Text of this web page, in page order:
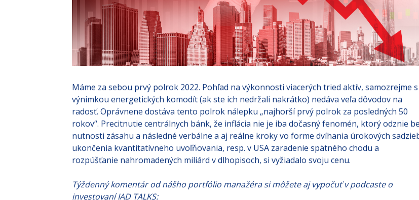
Máme za sebou prvý polrok 2022. Pohľad na výkonnosti viacerých tried aktív, samozrejme s
výnimkou energetických komodít (ak ste ich nedržali nakrátko) nedáva veľa dôvodov na
radosť. Oprávnene dostáva tento polrok nálepku „najhorší prvý polrok za posledných 50
rokov“. Precitnutie centrálnych bánk, že inflácia nie je iba dočasný fenomén, ktorý odznie bez
nutnosti zásahu a následné verbálne a aj reálne kroky vo forme dvíhania úrokových sadzieb,
ukončenia kvantitatívneho uvoľňovania, resp. v USA zaradenie spätného chodu a
rozpúšťanie nahromadených miliárd v dlhopisoch, si vyžiadalo svoju cenu.
# investujte na fin trhoch
Novoročná rally na konci s
dychom
Uplynulý týždeň zobral akciám vietor
z plachiet a utlmil optimizmus, ktorý
panoval na...
Feb 13, 2023 · 3 MIN